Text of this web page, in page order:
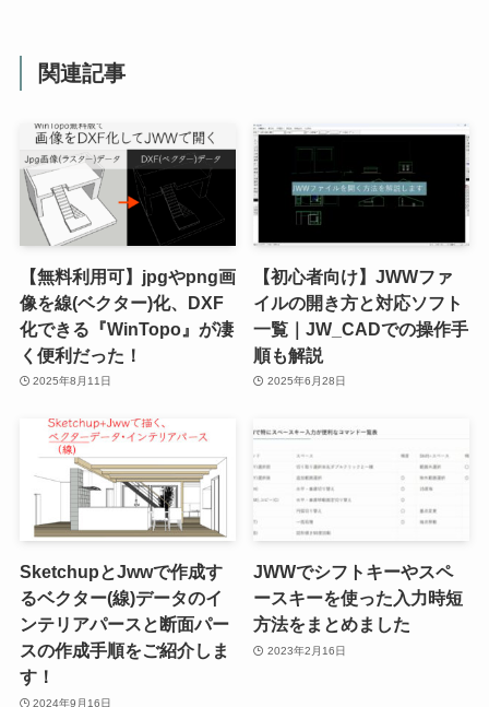
関連記事
【無料利用可】jpgやpng画
像を線(ベクター)化、DXF
化できる『WinTopo』が凄
く便利だった！
2025年8月11日
【初心者向け】JWWファ
イルの開き方と対応ソフト
一覧｜JW_CADでの操作手
順も解説
2025年6月28日
SketchupとJwwで作成す
るベクター(線)データのイ
ンテリアパースと断面パー
スの作成手順をご紹介しま
す！
2024年9月16日
JWWでシフトキーやスペ
ースキーを使った入力時短
方法をまとめました
2023年2月16日